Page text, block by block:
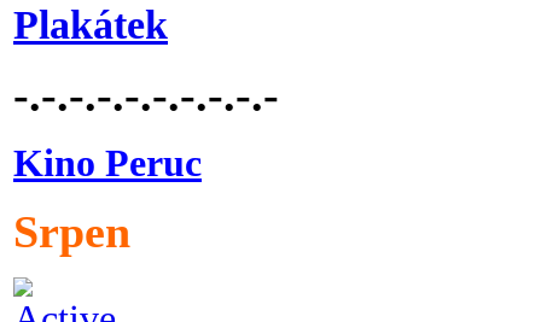
Plakátek
-.-.-.-.-.-.-.-.-.-
Kino Peruc
Srpen